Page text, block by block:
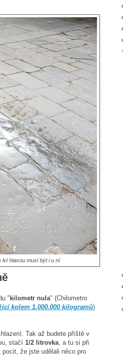
hlavou musí být i u ní
"kilometr nula" (Chilometro
kolem 1.000.000 kilogramů)
Tak až budete příště v
stačí 1/2 litrovka, a tu si při
pocit, že jste udělali něco pro